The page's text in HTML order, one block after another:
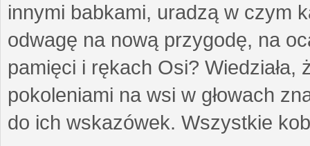
innymi babkami, uradzą w czym
odwagę na nową przygodę, na
pamięci i rękach Osi?
pokoleniami na wsi w głowach
do ich wskazówek. Wszystkie